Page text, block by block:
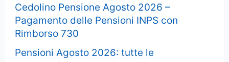
Cedolino Pensione Agosto 2026 –
Pagamento delle Pensioni INPS con
Rimborso 730
Pensioni Agosto 2026: tutte le